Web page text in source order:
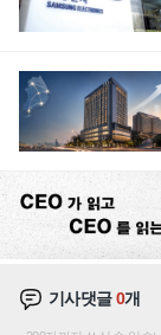
기사댓글0개